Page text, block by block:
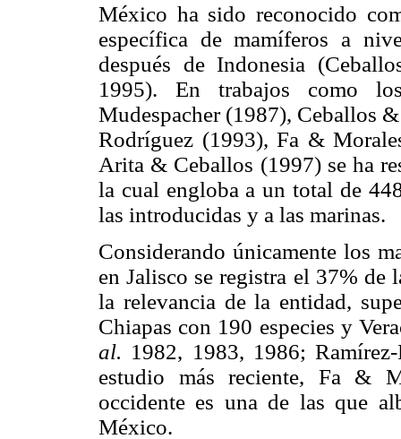
México ha sido reconocido
específica de mamíferos a
después de Indonesia
1995). En trabajos como
Mudespacher (1987), Ceballos
Rodríguez (1993), Fa &
Arita & Ceballos (1997) se ha
la cual engloba a un total de
las introducidas y a las marinas.
Considerando únicamente los
en Jalisco se registra el 37% de
la relevancia de la entidad,
Chiapas con 190 especies y
al. 1982, 1983, 1986;
estudio más reciente, Fa &
occidente es una de las que
México.